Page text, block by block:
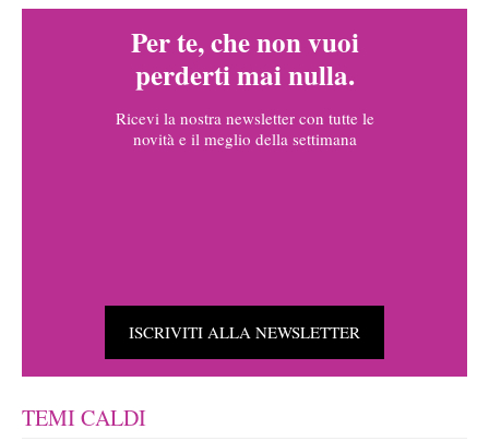
Per te, che non vuoi
perderti mai nulla.
Ricevi la nostra newsletter con tutte le
novità e il meglio della settimana
ISCRIVITI ALLA NEWSLETTER
TEMI CALDI